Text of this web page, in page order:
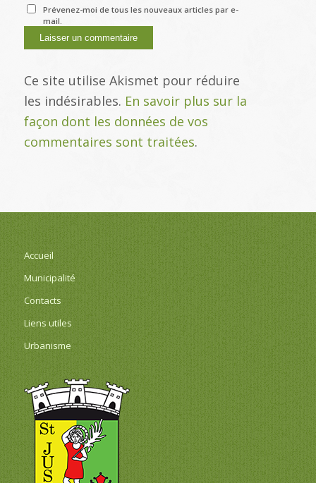
Prévenez-moi de tous les nouveaux articles par e-
mail.
Ce site utilise Akismet pour réduire
les indésirables. En savoir plus sur la
façon dont les données de vos
commentaires sont traitées.
Accueil
Municipalité
Contacts
Liens utiles
Urbanisme